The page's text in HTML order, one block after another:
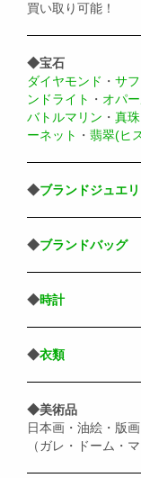
買い取り可能！
◆宝石
ダイヤモンド ・ サ
ンドライト ・ オパ
バトルマリン ・ 真珠
ーネット ・ 翡翠(ヒ
◆ブランドジュエ
◆ブランドバッグ
◆時計
◆衣類
◆美術品
日本画・油絵・版
（ガレ・ドーム・